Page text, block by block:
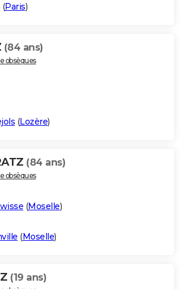
(Paris)
(84 ans)
obsèques
(Lozère)
(84 ans)
obsèques
(Moselle)
(Moselle)
(19 ans)